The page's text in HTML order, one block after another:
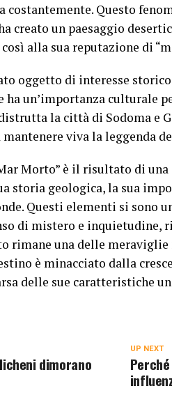
costantemente. Questo
creato un paesaggio
alla sua reputazione di
oggetto di interesse
ha un’importanza culturale
la città di Sodoma e
viva la leggenda
Morto” è il risultato di
storia geologica, la sua
Questi elementi si sono
di mistero e
rimane una delle
è minacciato dalla
delle sue caratteristiche
UP NEXT
dimorano